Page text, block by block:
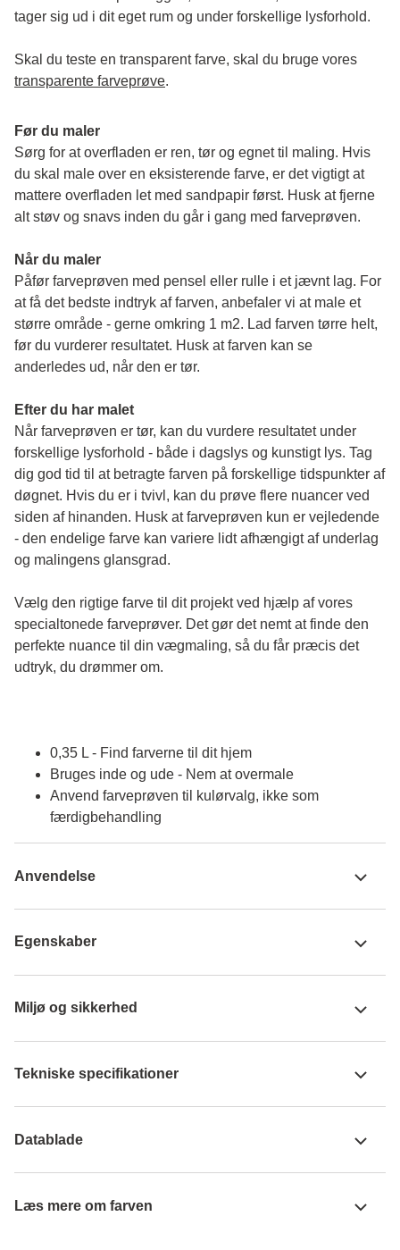
tager sig ud i dit eget rum og under forskellige lysforhold.
transparente farveprøve.
Før du maler
Sørg for at overfladen er ren, tør og egnet til maling. Hvis
du skal male over en eksisterende farve, er det vigtigt at
mattere overfladen let med sandpapir først. Husk at fjerne
alt støv og snavs inden du går i gang med farveprøven.
Når du maler
Påfør farveprøven med pensel eller rulle i et jævnt lag. For
at få det bedste indtryk af farven, anbefaler vi at male et
større område - gerne omkring 1 m2. Lad farven tørre helt,
før du vurderer resultatet. Husk at farven kan se
anderledes ud, når den er tør.
Efter du har malet
Når farveprøven er tør, kan du vurdere resultatet under
forskellige lysforhold - både i dagslys og kunstigt lys. Tag
dig god tid til at betragte farven på forskellige tidspunkter af
døgnet. Hvis du er i tvivl, kan du prøve flere nuancer ved
siden af hinanden. Husk at farveprøven kun er vejledende
- den endelige farve kan variere lidt afhængigt af underlag
og malingens glansgrad.
Vælg den rigtige farve til dit projekt ved hjælp af vores
specialtonede farveprøver. Det gør det nemt at finde den
perfekte nuance til din vægmaling, så du får præcis det
udtryk, du drømmer om.
0,35 L - Find farverne til dit hjem
Bruges inde og ude - Nem at overmale
Anvend farveprøven til kulørvalg, ikke som
færdigbehandling
Anvendelse
Egenskaber
Miljø og sikkerhed
Tekniske specifikationer
Datablade
Læs mere om farven